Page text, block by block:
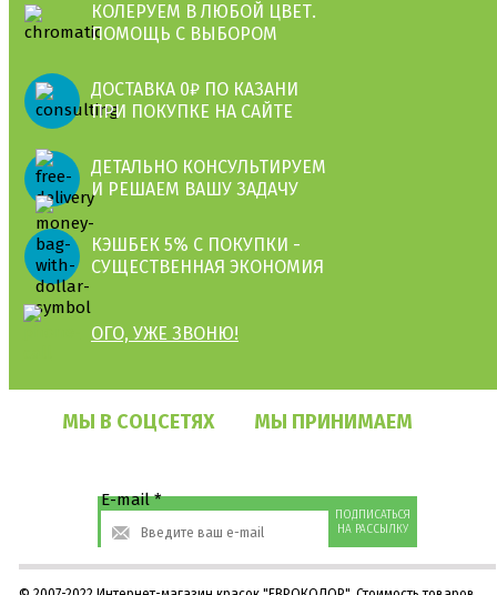
КОЛЕРУЕМ В ЛЮБОЙ ЦВЕТ.
ПОМОЩЬ С ВЫБОРОМ
ДОСТАВКА 0₽ ПО КАЗАНИ
ПРИ ПОКУПКЕ НА САЙТЕ
ДЕТАЛЬНО КОНСУЛЬТИРУЕМ
И РЕШАЕМ ВАШУ ЗАДАЧУ
КЭШБЕК 5% С ПОКУПКИ -
СУЩЕСТВЕННАЯ ЭКОНОМИЯ
ОГО, УЖЕ ЗВОНЮ!
МЫ В СОЦСЕТЯХ МЫ ПРИНИМАЕМ
E-mail*